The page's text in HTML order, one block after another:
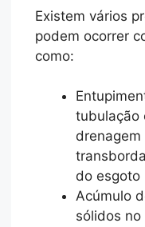
Existem vários
podem ocorrer
como:
tubulação
do esgoto
Acúmulo
sólidos